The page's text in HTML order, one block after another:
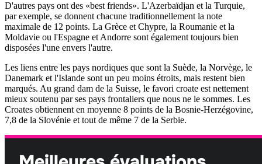
D'autres pays ont des «best friends». L'Azerbaïdjan et la Turquie,
par exemple, se donnent chacune traditionnellement la note
maximale de 12 points. La Grèce et Chypre, la Roumanie et la
Moldavie ou l'Espagne et Andorre sont également toujours bien
disposées l'une envers l'autre.
Les liens entre les pays nordiques que sont la Suède, la Norvège, le
Danemark et l'Islande sont un peu moins étroits, mais restent bien
marqués. Au grand dam de la Suisse, le favori croate est nettement
mieux soutenu par ses pays frontaliers que nous ne le sommes. Les
Croates obtiennent en moyenne 8 points de la Bosnie-Herzégovine,
7,8 de la Slovénie et tout de même 7 de la Serbie.